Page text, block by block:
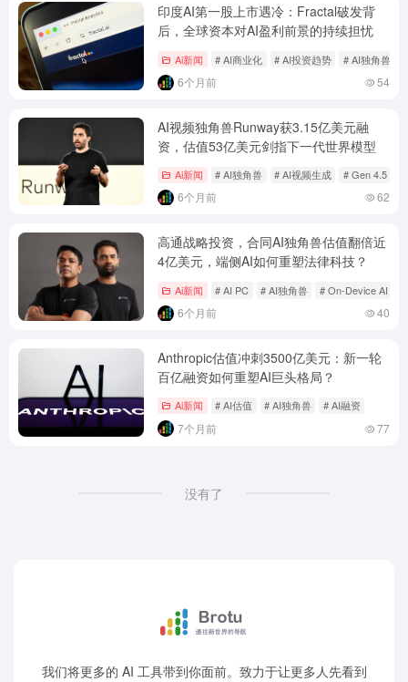
印度AI第一股上市遇冷：Fractal破发背
后，全球资本对AI盈利前景的持续担忧
Ai新闻 # AI商业化 # AI投资趋势 # AI独角兽
6个月前 54
AI视频独角兽Runway获3.15亿美元融
资，估值53亿美元剑指下一代世界模型
Ai新闻 # AI独角兽 # AI视频生成 # Gen 4.5
6个月前 62
高通战略投资，合同AI独角兽估值翻倍近
4亿美元，端侧AI如何重塑法律科技？
Ai新闻 # AI PC # AI独角兽 # On-Device AI
6个月前 40
Anthropic估值冲刺3500亿美元：新一轮
百亿融资如何重塑AI巨头格局？
Ai新闻 # AI估值 # AI独角兽 # AI融资
7个月前 77
没有了
我们将更多的 AI 工具带到你面前。致力于让更多人先看到